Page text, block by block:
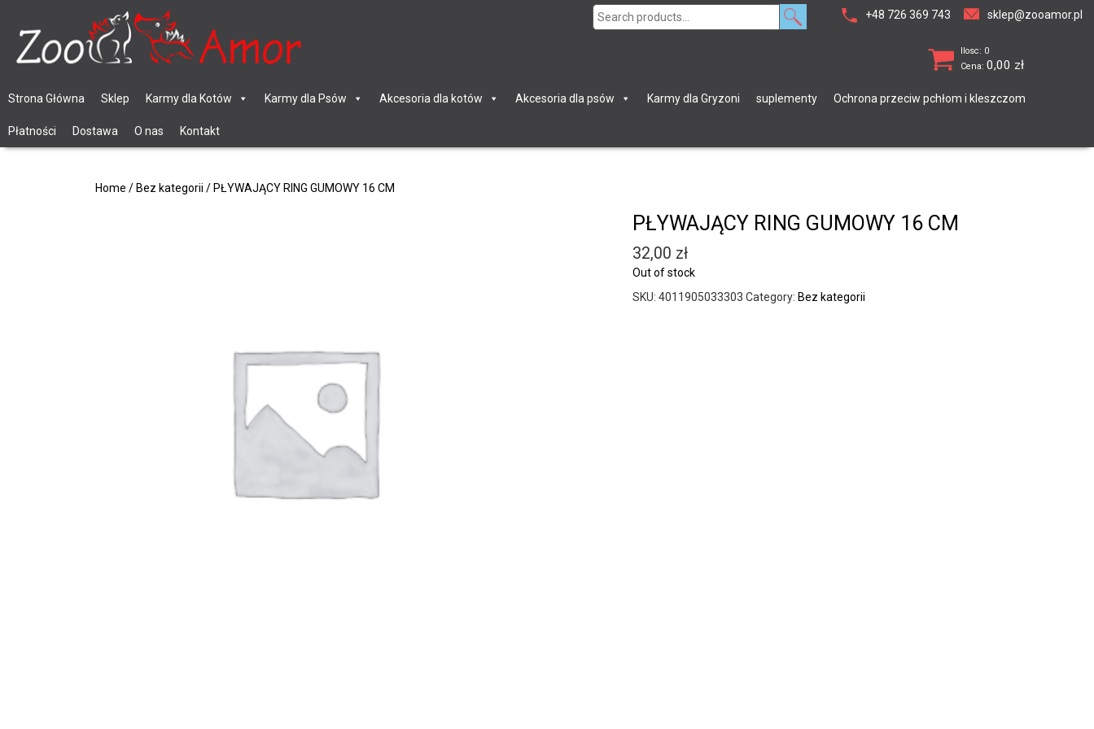
+48 726 369 743 sklep@zooamor.pl
Search
Ilosc: 0
Cena: 0,00 zł
Strona Główna Sklep Karmy dla Kotów Karmy dla Psów Akcesoria dla kotów Akcesoria dla psów Karmy dla Gryzoni suplementy Ochrona przeciw pchłom i kleszczom
Płatności Dostawa O nas Kontakt
Home / Bez kategorii / PŁYWAJĄCY RING GUMOWY 16 CM
PŁYWAJĄCY RING GUMOWY 16 CM
32,00 zł
Out of stock
SKU: 4011905033303 Category: Bez kategorii